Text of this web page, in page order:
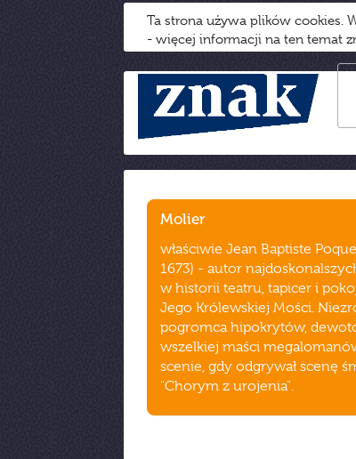
Ta strona używa plików cookies.
- więcej informacji na ten temat
Molier
właściwie Jean Baptiste
1673) - autor
w historii teatru, tapicer i
Jego Królewskiej Mości.
pogromca hipokrytów,
wszelkiej maści
scenie, gdy odgrywał scenę
"Chorym z urojenia".